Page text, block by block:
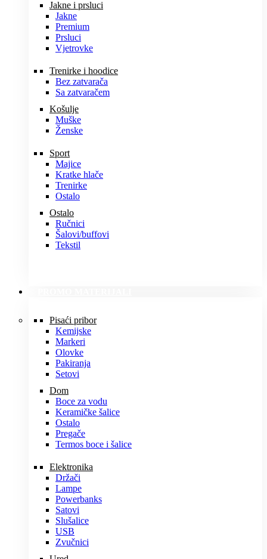
Jakne i prsluci
Jakne
Premium
Prsluci
Vjetrovke
Trenirke i hoodice
Bez zatvarača
Sa zatvaračem
Košulje
Muške
Ženske
Sport
Majice
Kratke hlače
Trenirke
Ostalo
Ostalo
Ručnici
Šalovi/buffovi
Tekstil
Pisaći pribor
Kemijske
Markeri
Olovke
Pakiranja
Setovi
Dom
Boce za vodu
Keramičke šalice
Ostalo
Pregače
Termos boce i šalice
Elektronika
Držači
Lampe
Powerbanks
Satovi
Slušalice
USB
Zvučnici